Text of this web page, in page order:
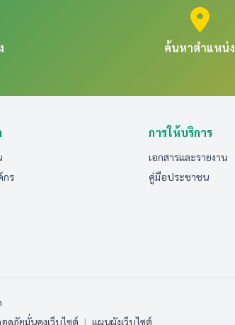
ค้นหาตำแหน่ง
กร
การให้บริการ
เอกสารและรายงาน
คู่มือประชาชน
ดภัยมั่นคงเว็บไซต์ | แผนผังเว็บไซต์